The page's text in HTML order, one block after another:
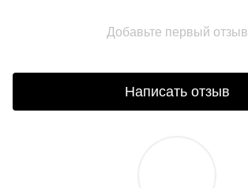
Добавьте первый отзыв
Написать отзыв